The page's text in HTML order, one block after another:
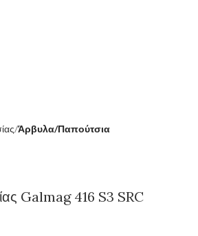
Άρβυλα/Παπούτσια
Galmag 416 S3 SRC